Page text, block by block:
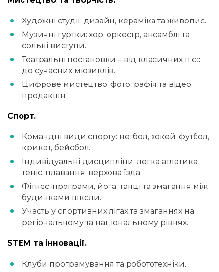
Художні студії, дизайн, кераміка та живопис.
Музичні гуртки: хор, оркестр, ансамблі та
сольні виступи.
Театральні постановки – від класичних п’єс
до сучасних мюзиклів.
Цифрове мистецтво, фотографія та відео
продакшн.
Спорт.
Командні види спорту: нетбол, хокей, футбол,
крикет, бейсбол.
Індивідуальні дисципліни: легка атлетика,
теніс, плавання, верхова їзда.
Фітнес-програми, йога, танці та змагання між
будинками школи.
Участь у спортивних лігах та змаганнях на
регіональному та національному рівнях.
STEM та інновації.
Клуби програмування та робототехніки.